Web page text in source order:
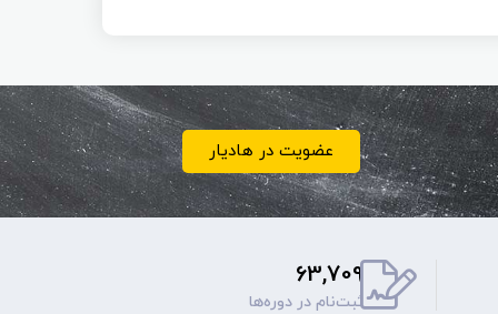
عضویت در هادیار
63,709
ثبت‌نام‌ در دوره‌ها